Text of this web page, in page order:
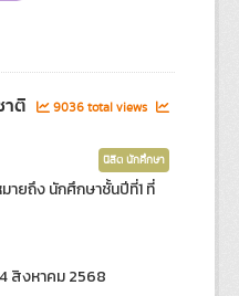
าติ
9036 total views
นิสิต นักศึกษา
ายถึง นักศึกษาชั้นปีที่1 ที่
สิงหาคม 2568